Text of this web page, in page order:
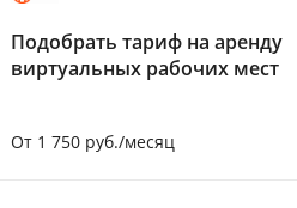
Подобрать тариф на аренду
виртуальных рабочих мест
От 1 750 руб./месяц